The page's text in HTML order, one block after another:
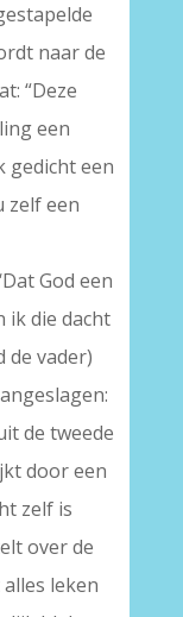
naar de
“Deze
een
gedicht een
zelf een
God een
ik die dacht
de vader)
de tweede
door een
zelf is
over de
leken